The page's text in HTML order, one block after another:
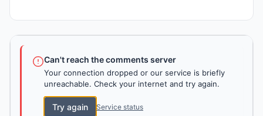
Can't reach the comments server
Your connection dropped or our service is briefly
unreachable. Check your internet and try again.
Try again Service status